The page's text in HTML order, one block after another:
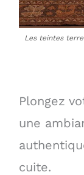
Les teintes
Plongez
une
cuite.